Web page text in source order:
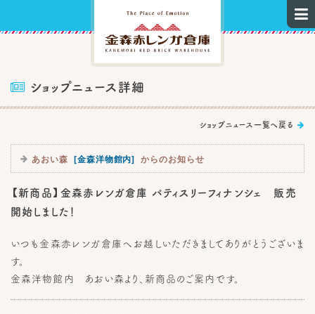

 ショップニュース詳細
ショップニュース一覧へ戻る 
 あおい森 [金森洋物館内] からのお知らせ
【新商品】金森赤レンガ倉庫 パティスリーフィナンシェ 販売
開始しました！
いつも金森赤レンガ倉庫へお越しいただきましてありがとうございま
す。
金森洋物館内 あおい森より、新商品のご案内です。